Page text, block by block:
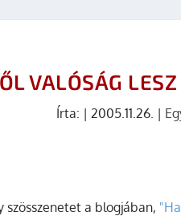
VALÓSÁG
Írta: |2005.11.26. |
szösszenetet a blogjában,